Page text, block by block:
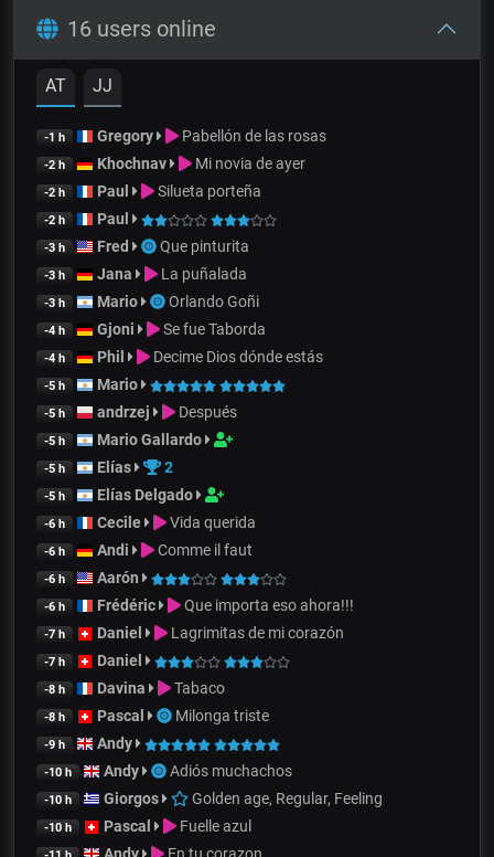
16 users online
AT JJ
-1 h Gregory Pabellón de las rosas
-2 h Khochnav Mi novia de ayer
-2 h Paul Silueta porteña
-2 h Paul
-3 h Fred Que pinturita
-3 h Jana La puñalada
-3 h Mario Orlando Goñi
-4 h Gjoni Se fue Taborda
-4 h Phil Decime Dios dónde estás
-5 h Mario
-5 h andrzej Después
-5 h Mario Gallardo
-5 h Elías 2
-5 h Elías Delgado
-6 h Cecile Vida querida
-6 h Andi Comme il faut
-6 h Aarón
-6 h Frédéric Que importa eso ahora!!!
-7 h Daniel Lagrimitas de mi corazón
-7 h Daniel
-8 h Davina Tabaco
-8 h Pascal Milonga triste
-9 h Andy
-10 h Andy Adiós muchachos
-10 h Giorgos Golden age, Regular, Feeling
-10 h Pascal Fuelle azul